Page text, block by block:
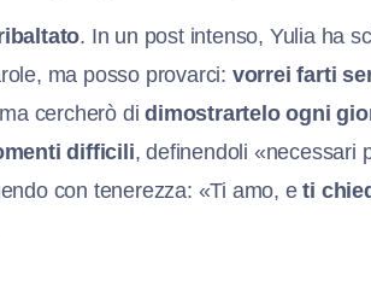
. In un post intenso, Yulia ha
ma posso provarci: vorrei farti
cercherò didimostrartelo ogni
difficili, definendoli «necessari
con tenerezza: «Ti amo, eti